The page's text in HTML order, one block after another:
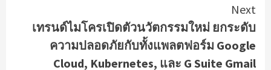
Next
เทรนด์ไมโครเปิดตัวนวัตกรรมใหม่ ยกระดับ
ความปลอดภัยกับทั้งแพลตฟอร์ม Google
Cloud, Kubernetes, และ G Suite Gmail